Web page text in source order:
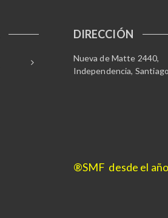
DIRECCIÓN
Nueva de Matte 2440,
Independencia,
®SMF desde el